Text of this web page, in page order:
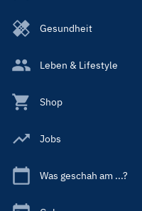
Gesundheit
Leben & Lifestyle
Shop
Jobs
Was geschah am ...?